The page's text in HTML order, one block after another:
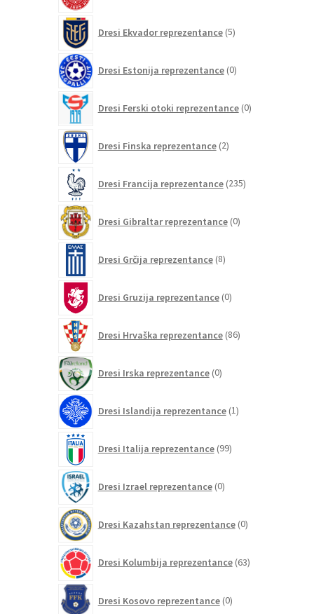
Dresi Ekvador reprezentance 5izdelkov
Dresi Estonija reprezentance 0izdelkov
Dresi Ferski otoki reprezentance 0izdelkov
Dresi Finska reprezentance 2izdelka
Dresi Francija reprezentance 235izdelkov
Dresi Gibraltar reprezentance 0izdelkov
Dresi Grčija reprezentance 8izdelkov
Dresi Gruzija reprezentance 0izdelkov
Dresi Hrvaška reprezentance 86izdelkov
Dresi Irska reprezentance 0izdelkov
Dresi Islandija reprezentance 1izdelek
Dresi Italija reprezentance 99izdelkov
Dresi Izrael reprezentance 0izdelkov
Dresi Kazahstan reprezentance 0izdelkov
Dresi Kolumbija reprezentance 63izdelkov
Dresi Kosovo reprezentance 0izdelkov